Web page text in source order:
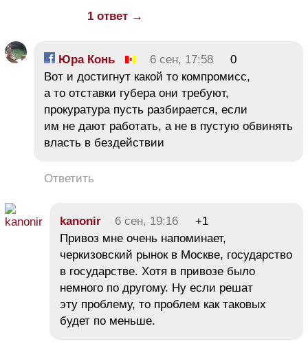
1 ответ →
Юра Конь 6 сен, 17:58
0
Вот и достигнут какой то компромисс,
а то отставки губера они требуют,
прокуратура пусть разбирается, если
им не дают работать, а не в пустую обвинять
власть в бездействии
Ответить
kanonir 6 сен, 19:16
+1
Привоз мне очень напоминает,
черкизовский рынок в Москве, государство
в государстве. Хотя в привозе было
немного по другому. Ну если решат
эту проблему, то проблем как таковых
будет по меньше.